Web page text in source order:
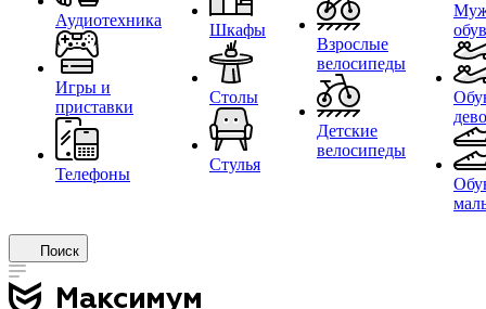
Аудиотехника
Игры и
приставки
Телефоны
Шкафы
Столы
Стулья
Взрослые
велосипеды
Детские
велосипеды
Поиск